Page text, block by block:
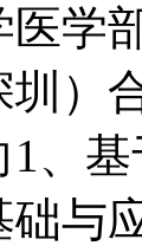
医学
圳）
、
础与